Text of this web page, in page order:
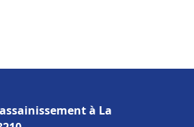
à La